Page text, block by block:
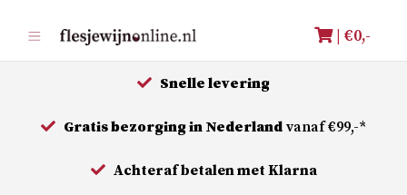
naar
de
| €0,-
Snelle levering
Gratis bezorging in Nederland vanaf €99,-*
Achteraf betalen met Klarna